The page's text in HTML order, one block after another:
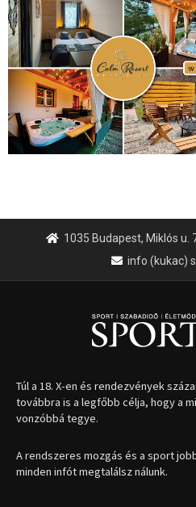
1035 Budapest, Miklós u.
info (kukac)
Túl a 18. X-en és rendezvények
továbbra is a legfőbb célja, hogy a
vonzóbbá tegye.
A rendszeres mozgás és a sport
minden infót megtalálsz nálunk.